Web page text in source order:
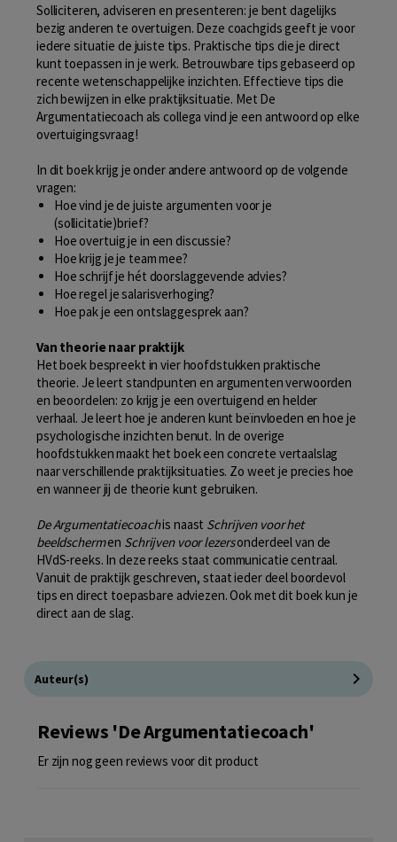
Solliciteren, adviseren en presenteren: je bent dagelijks
bezig anderen te overtuigen. Deze coachgids geeft je voor
iedere situatie de juiste tips. Praktische tips die je direct
kunt toepassen in je werk. Betrouwbare tips gebaseerd op
recente wetenschappelijke inzichten. Effectieve tips die
zich bewijzen in elke praktijksituatie. Met De
Argumentatiecoach als collega vind je een antwoord op elke
overtuigingsvraag!
In dit boek krijg je onder andere antwoord op de volgende
vragen:
Hoe vind je de juiste argumenten voor je
(sollicitatie)brief?
Hoe overtuig je in een discussie?
Hoe krijg je je team mee?
Hoe schrijf je hét doorslaggevende advies?
Hoe regel je salarisverhoging?
Hoe pak je een ontslaggesprek aan?
Van theorie naar praktijk
Het boek bespreekt in vier hoofdstukken praktische
theorie. Je leert standpunten en argumenten verwoorden
en beoordelen: zo krijg je een overtuigend en helder
verhaal. Je leert hoe je anderen kunt beïnvloeden en hoe je
psychologische inzichten benut. In de overige
hoofdstukken maakt het boek een concrete vertaalslag
naar verschillende praktijksituaties. Zo weet je precies hoe
en wanneer jij de theorie kunt gebruiken.
De Argumentatiecoachis naast Schrijven voor het
beeldschermen Schrijven voor lezersonderdeel van de
HVdS-reeks. In deze reeks staat communicatie centraal.
Vanuit de praktijk geschreven, staat ieder deel boordevol
tips en direct toepasbare adviezen. Ook met dit boek kun je
direct aan de slag.
Auteur(s)
Reviews 'De Argumentatiecoach'
Er zijn nog geen reviews voor dit product